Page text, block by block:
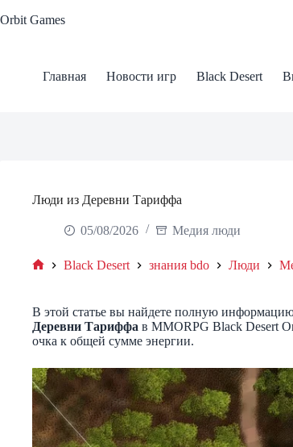
to
Orbit Games
Главная Новости игр Black Desert
Люди из Деревни Тариффа
05/08/2026 Медия люди
Black Desert знания bdo Люди
В этой статье вы найдете полную информацию
Деревни Тариффа в MMORPG Black Desert
очка к общей сумме энергии.